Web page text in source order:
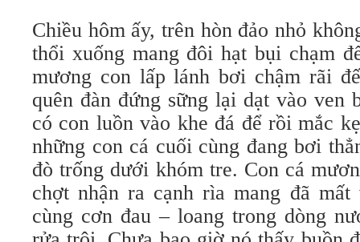
Chiều hôm ấy, trên hòn đảo nhỏ
thổi xuống mang đôi hạt bụi chạm
mương con lấp lánh bơi chậm rãi
quên đàn đứng sững lại dạt vào ven
có con luồn vào khe đá để rồi mắc
những con cá cuối cùng đang bơi
đò trống dưới khóm tre. Con cá
chợt nhận ra cạnh rìa mang đã
cùng cơn đau – loang trong dòng